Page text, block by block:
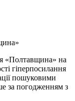
«Полтавщина» на
гіперпосилання
пошуковими
за погодженням з